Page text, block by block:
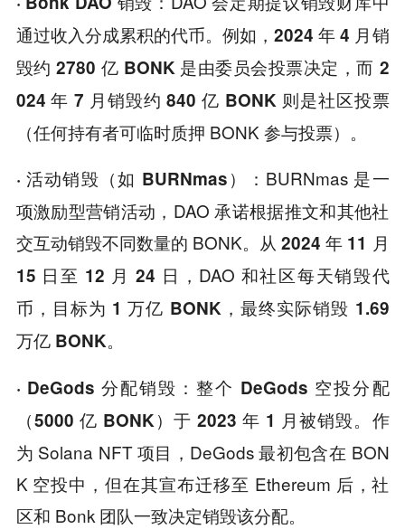
通过收入分成累积的代币。例如，2024 年 4 月销
毁约 2780 亿 BONK 是由委员会投票决定，而 2
024 年 7 月销毁约 840 亿 BONK 则是社区投票
（任何持有者可临时质押 BONK 参与投票）。
· 活动销毁（如 BURNmas）： BURNmas 是一
项激励型营销活动，DAO 承诺根据推文和其他社
交互动销毁不同数量的 BONK。从2024 年 11 月
15 日至 12 月 24 日 ，DAO 和社区每天销毁代
币， 目标为 1 万亿 BONK，最终实际销毁 1.69
万亿 BONK。
· DeGods 分配销毁：整个 DeGods 空投分配
（5000 亿 BONK）于 2023 年 1 月被销毁。 作
为 Solana NFT 项目，DeGods 最初包含在 BON
K 空投中，但在其宣布迁移至 Ethereum 后，社
区和 Bonk 团队一致决定销毁该分配。